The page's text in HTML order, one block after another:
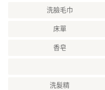
洗臉毛巾
床單
香皂
洗髮精